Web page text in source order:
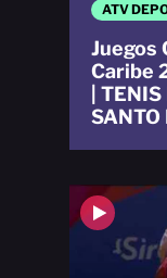
ATV
Juegos
Caribe
|